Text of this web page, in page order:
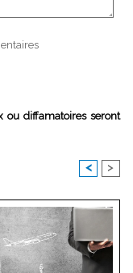
ou diffamatoires seront
< >